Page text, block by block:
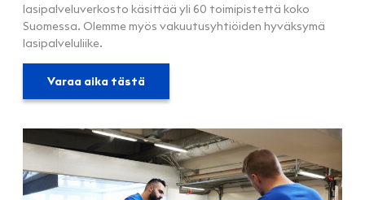
lasipalveluverkosto käsittää yli 60 toimipistettä koko
Suomessa. Olemme myös vakuutusyhtiöiden hyväksymä
lasipalveluliike.
Varaa aika tästä